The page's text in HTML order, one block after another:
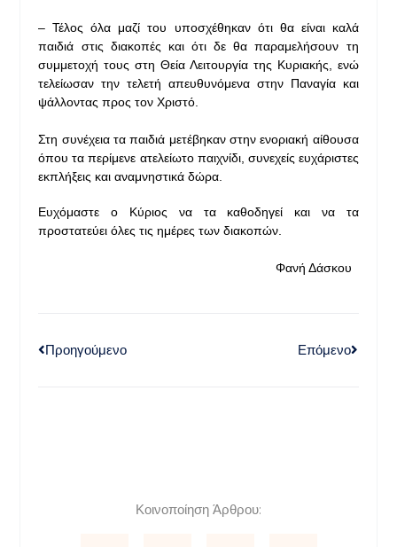
– Τέλος όλα μαζί του υποσχέθηκαν ότι θα είναι καλά
παιδιά στις διακοπές και ότι δε θα παραμελήσουν τη
συμμετοχή τους στη Θεία Λειτουργία της Κυριακής, ενώ
τελείωσαν την τελετή απευθυνόμενα στην Παναγία και
ψάλλοντας προς τον Χριστό.
Στη συνέχεια τα παιδιά μετέβηκαν στην ενοριακή αίθουσα
όπου τα περίμενε ατελείωτο παιχνίδι, συνεχείς ευχάριστες
εκπλήξεις και αναμνηστικά δώρα.
Ευχόμαστε ο Κύριος να τα καθοδηγεί και να τα
προστατεύει όλες τις ημέρες των διακοπών.
Φανή Δάσκου
Προηγούμενο Επόμενο
Κοινοποίηση Άρθρου: